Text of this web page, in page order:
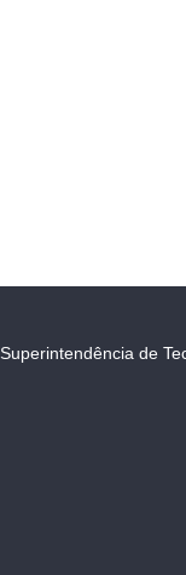
Superintendência de